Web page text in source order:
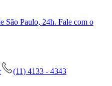
São Paulo, 24h. Fale com o
(11) 4133 - 4343